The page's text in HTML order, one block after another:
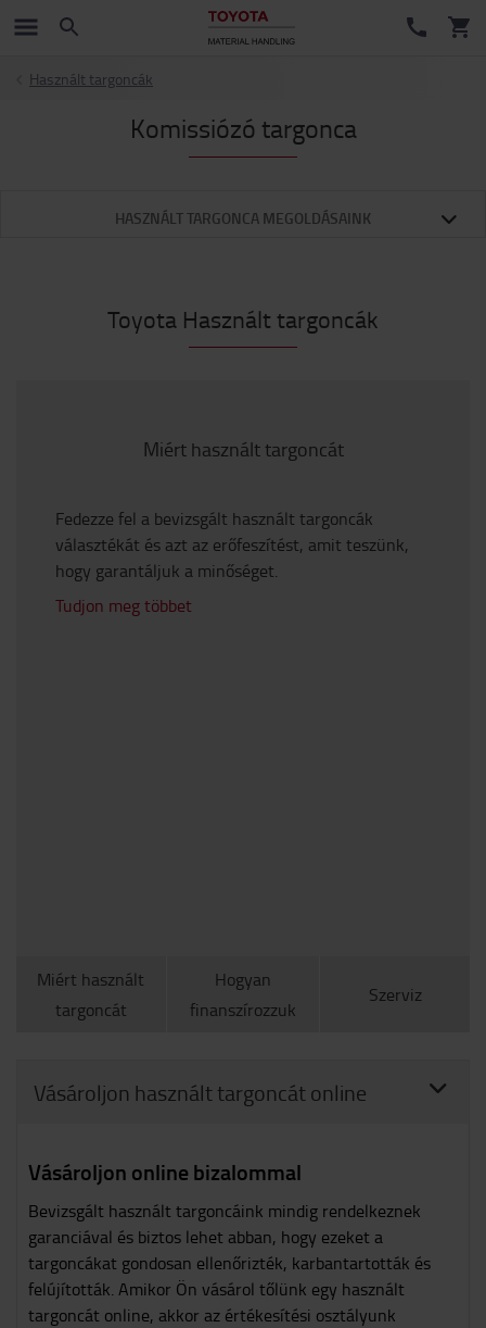
Használt targoncák
Komissiózó targonca
HASZNÁLT TARGONCA MEGOLDÁSAINK
Toyota Használt targoncák
Miért használt targoncát
Fedezze fel a bevizsgált használt targoncák
választékát és azt az erőfeszítést, amit teszünk,
hogy garantáljuk a minőséget.
Tudjon meg többet
Miért használt
targoncát
Hogyan
finanszírozzuk
Szerviz
Vásároljon használt targoncát online
Vásároljon online bizalommal
Bevizsgált használt targoncáink mindig rendelkeznek
garanciával és biztos lehet abban, hogy ezeket a
targoncákat gondosan ellenőrizték, karbantartották és
felújították. Amikor Ön vásárol tőlünk egy használt
targoncát online, akkor az értékesítési osztályunk